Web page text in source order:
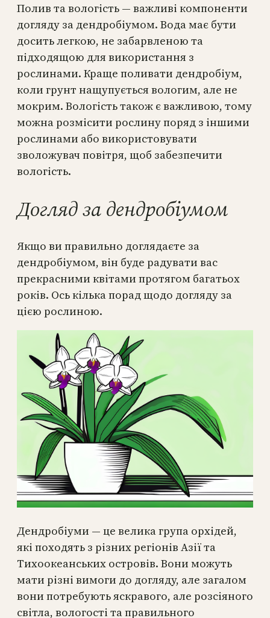
Полив та вологість — важливі компоненти
догляду за дендробіумом. Вода має бути
досить легкою, не забарвленою та
підходящою для використання з
рослинами. Краще поливати дендробіум,
коли грунт нащупується вологим, але не
мокрим. Вологість також є важливою, тому
можна розмісити рослину поряд з іншими
рослинами або використовувати
зволожувач повітря, щоб забезпечити
вологість.
Догляд за дендробіумом
Якщо ви правильно доглядаєте за
дендробіумом, він буде радувати вас
прекрасними квітами протягом багатьох
років. Ось кілька порад щодо догляду за
цією рослиною.
Дендробіуми — це велика група орхідей,
які походять з різних регіонів Азії та
Тихоокеанських островів. Вони можуть
мати різні вимоги до догляду, але загалом
вони потребують яскравого, але розсіяного
світла, вологості та правильного